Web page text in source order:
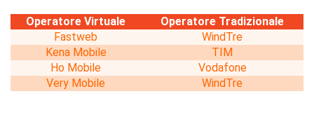
Operatore Virtuale
Operatore Tradizionale
Fastweb
WindTre
Kena Mobile
TIM
Ho Mobile
Vodafone
Very Mobile
WindTre